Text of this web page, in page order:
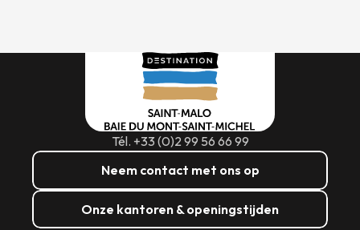
Tél. +33 (0)2 99 56 66 99
Neem contact met ons op
Onze kantoren & openingstijden